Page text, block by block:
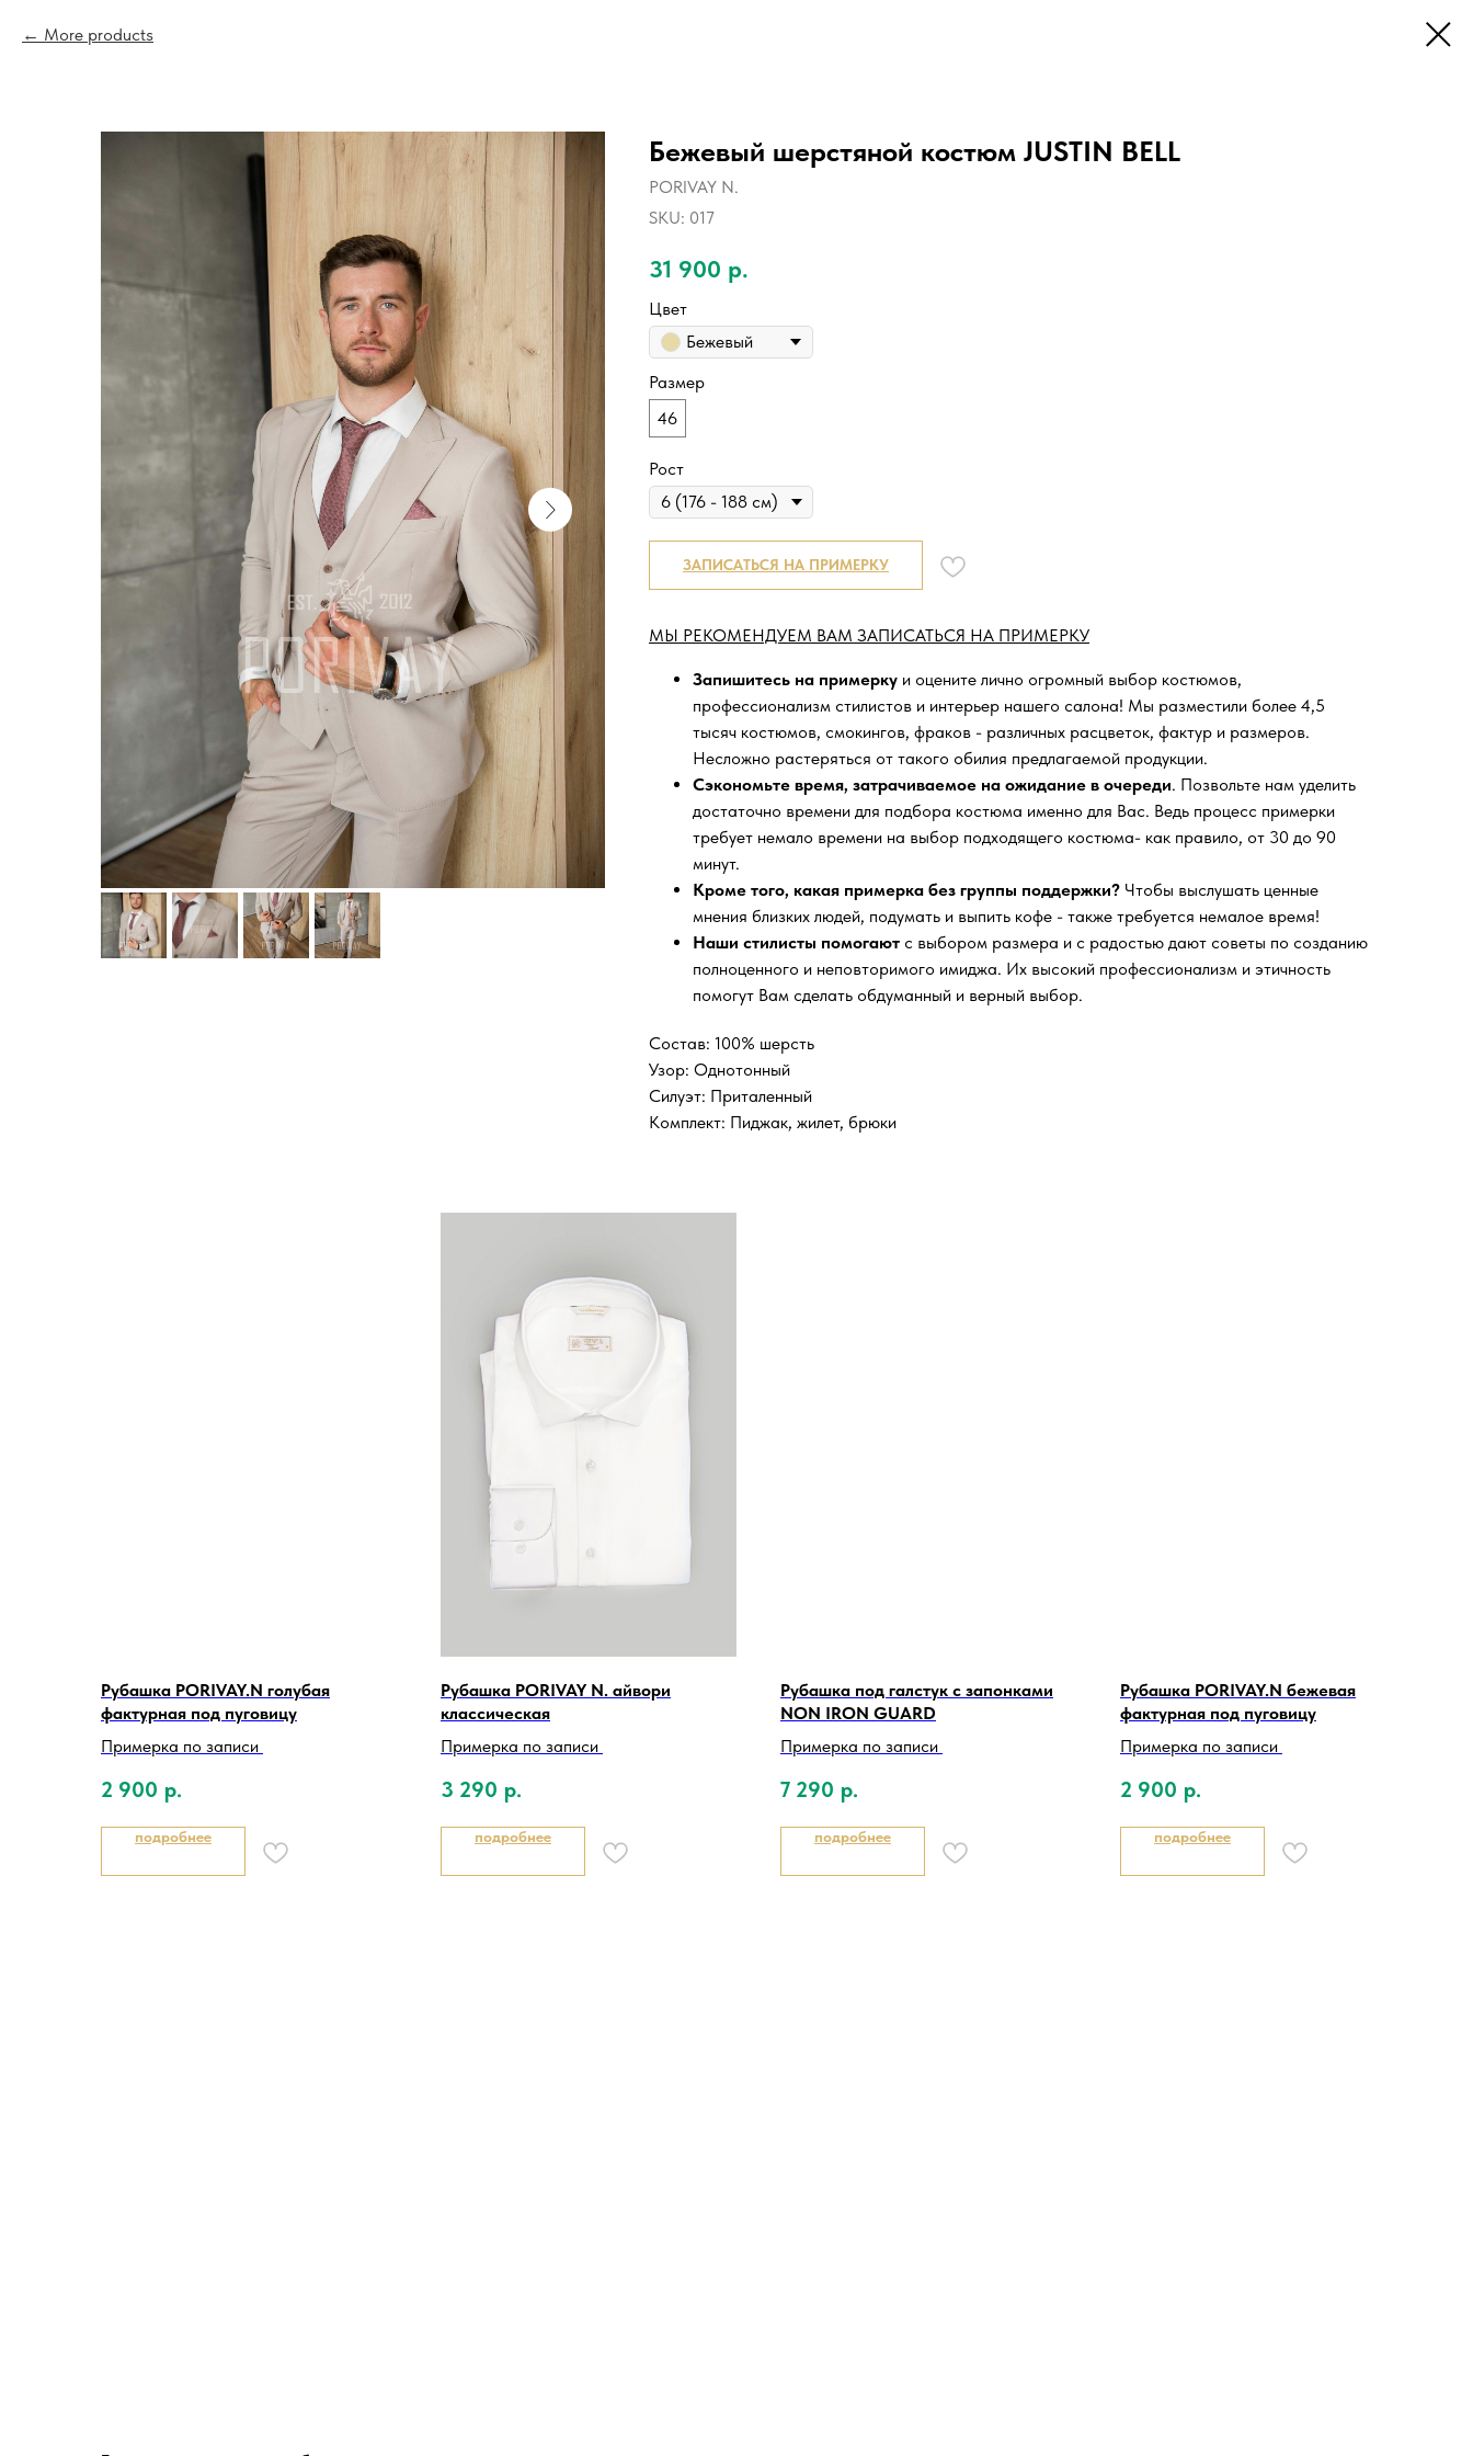
More products
Бежевый шерстяной костюм JUSTIN BELL
PORIVAY N.
SKU: 017
31 900 р.
Цвет
Бежевый
Размер
46
Рост
ЗАПИСАТЬСЯ НА ПРИМЕРКУ
МЫ РЕКОМЕНДУЕМ ВАМ ЗАПИСАТЬСЯ НА ПРИМЕРКУ
Запишитесь на примерку и оцените лично огромный выбор костюмов,
профессионализм стилистов и интерьер нашего салона! Мы разместили более 4,5
тысяч костюмов, смокингов, фраков - различных расцветок, фактур и размеров.
Несложно растеряться от такого обилия предлагаемой продукции.
Сэкономьте время, затрачиваемое на ожидание в очереди. Позвольте нам уделить
достаточно времени для подбора костюма именно для Вас. Ведь процесс примерки
требует немало времени на выбор подходящего костюма- как правило, от 30 до 90
минут.
Кроме того, какая примерка без группы поддержки? Чтобы выслушать ценные
мнения близких людей, подумать и выпить кофе - также требуется немалое время!
Наши стилисты помогают с выбором размера и с радостью дают советы по созданию
полноценного и неповторимого имиджа. Их высокий профессионализм и этичность
помогут Вам сделать обдуманный и верный выбор.
Состав: 100% шерсть
Узор: Однотонный
Силуэт: Приталенный
Комплект: Пиджак, жилет, брюки
Рубашка PORIVAY.N голубая
фактурная под пуговицу
Примерка по записи
2 900 р.
подробнее
Рубашка PORIVAY N. айвори
классическая
Примерка по записи
3 290 р.
подробнее
Рубашка под галстук с запонками
NON IRON GUARD
Примерка по записи
7 290 р.
подробнее
Рубашка PORIVAY.N бежевая
фактурная под пуговицу
Примерка по записи
2 900 р.
подробнее